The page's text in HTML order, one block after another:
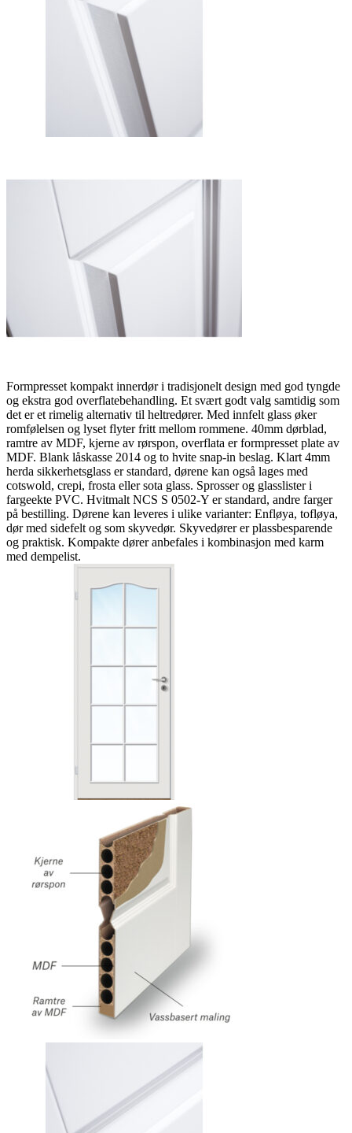
Formpresset kompakt innerdør i tradisjonelt design med god tyngde
og ekstra god overflatebehandling. Et svært godt valg samtidig som
det er et rimelig alternativ til heltredører. Med innfelt glass øker
romfølelsen og lyset flyter fritt mellom rommene. 40mm dørblad,
ramtre av MDF, kjerne av rørspon, overflata er formpresset plate av
MDF. Blank låskasse 2014 og to hvite snap-in beslag. Klart 4mm
herda sikkerhetsglass er standard, dørene kan også lages med
cotswold, crepi, frosta eller sota glass. Sprosser og glasslister i
fargeekte PVC. Hvitmalt NCS S 0502-Y er standard, andre farger
på bestilling. Dørene kan leveres i ulike varianter: Enfløya, tofløya,
dør med sidefelt og som skyvedør. Skyvedører er plassbesparende
og praktisk. Kompakte dører anbefales i kombinasjon med karm
med dempelist.